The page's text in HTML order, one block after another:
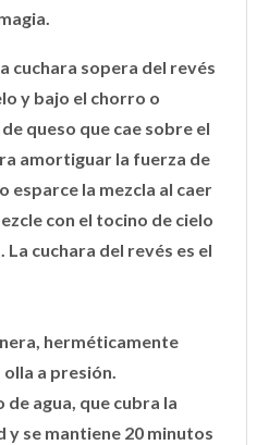
cuchara sopera del revés
y bajo el chorro o
queso que cae sobre el
amortiguar la fuerza de
esparce la mezcla al caer
con el tocino de cielo
cuchara del revés es el
herméticamente
a presión.
agua, que cubra la
y se mantiene 20 minutos